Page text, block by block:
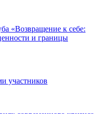
«Возвращение к себе:
и границы
участников